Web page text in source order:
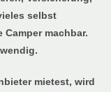
selbst
machbar.
mietest, wird